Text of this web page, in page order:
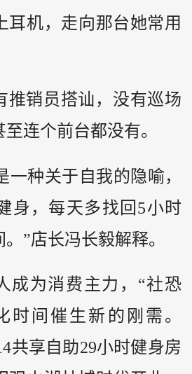
耳机，走向那台她常用
推销员搭讪，没有巡场
连个前台都没有。
一种关于自我的隐喻，
身，每天多找回5小时
”店长冯长毅解释。
成为消费主力，“社恐
时间催生新的刚需。
共享自助29小时健身房